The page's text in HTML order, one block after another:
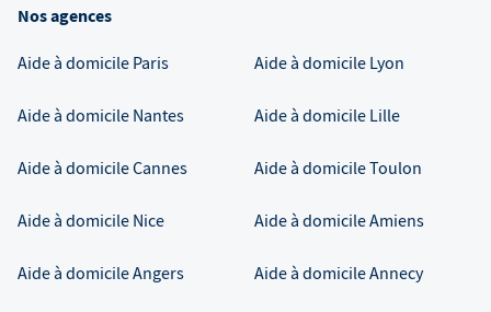
Nos agences
Aide à domicile Paris Aide à domicile Lyon
Aide à domicile Nantes Aide à domicile Lille
Aide à domicileCannes Aide à domicileToulon
Aide à domicile Nice Aide à domicileAmiens
Aide à domicileAngers Aide à domicileAnnecy